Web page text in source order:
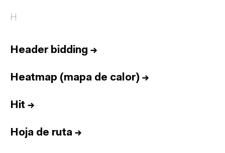
H
Header bidding →
Heatmap (mapa de calor) →
Hit →
Hoja de ruta →